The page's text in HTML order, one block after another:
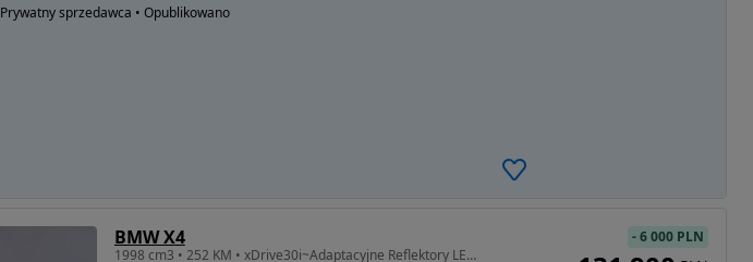
Prywatny sprzedawca • Opublikowano
BMW X4
1998 cm3 • 252 KM • xDrive30i~Adaptacyjne Reflektory LED~LED Fog Lights~M Kierownica
-6 000 PLN